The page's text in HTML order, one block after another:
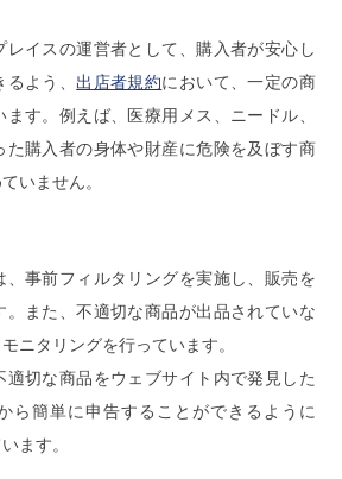
レイスの運営者として、購入者が安心し
よう、 出店者規約において、一定の商
す。例えば、医療用メス、ニードル、
た購入者の身体や財産に危険を及ぼす商
いません。
、事前フィルタリングを実施し、販売を
。また、不適切な商品が出品されていな
ニタリングを行っています。
適切な商品をウェブサイト内で発見した
ら簡単に申告することができるように
ます。